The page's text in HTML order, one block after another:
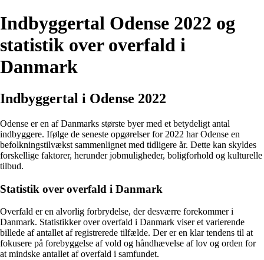
Indbyggertal Odense 2022 og
statistik over overfald i
Danmark
Indbyggertal i Odense 2022
Odense er en af Danmarks største byer med et betydeligt antal
indbyggere. Ifølge de seneste opgørelser for 2022 har Odense en
befolkningstilvækst sammenlignet med tidligere år. Dette kan skyldes
forskellige faktorer, herunder jobmuligheder, boligforhold og kulturelle
tilbud.
Statistik over overfald i Danmark
Overfald er en alvorlig forbrydelse, der desværre forekommer i
Danmark. Statistikker over overfald i Danmark viser et varierende
billede af antallet af registrerede tilfælde. Der er en klar tendens til at
fokusere på forebyggelse af vold og håndhævelse af lov og orden for
at mindske antallet af overfald i samfundet.